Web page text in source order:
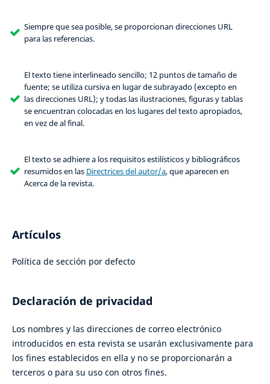
Siempre que sea posible, se proporcionan direcciones URL
para las referencias.
El texto tiene interlineado sencillo; 12 puntos de tamaño de
fuente; se utiliza cursiva en lugar de subrayado (excepto en
las direcciones URL); y todas las ilustraciones, figuras y tablas
se encuentran colocadas en los lugares del texto apropiados,
en vez de al final.
El texto se adhiere a los requisitos estilísticos y bibliográficos
resumidos en las Directrices del autor/a, que aparecen en
Acerca de la revista.
Artículos
Política de sección por defecto
Declaración de privacidad
Los nombres y las direcciones de correo electrónico
introducidos en esta revista se usarán exclusivamente para
los fines establecidos en ella y no se proporcionarán a
terceros o para su uso con otros fines.